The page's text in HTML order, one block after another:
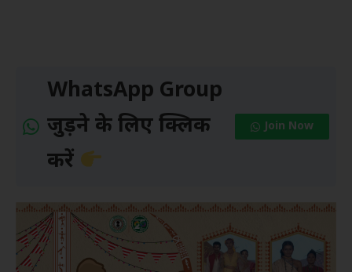
WhatsApp Group
जुड़ने के लिए क्लिक
करें
Join Now